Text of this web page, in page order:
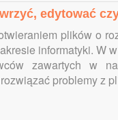
edytować
plików o
informatyki. W
zawartych w
problemy z